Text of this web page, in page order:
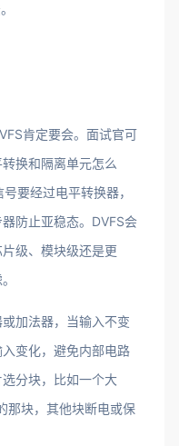
肯定要会。面试官可
换和隔离单元怎么
要经过电平转换器，
防止亚稳态。DVFS会
级、模块级还是更
加法器，当输入不变
变化，避免内部电路
分块，比如一个大
那块，其他块断电或保